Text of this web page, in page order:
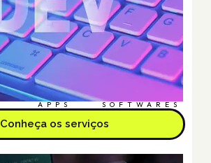
APPS SOFTWARES
Conheça os serviços